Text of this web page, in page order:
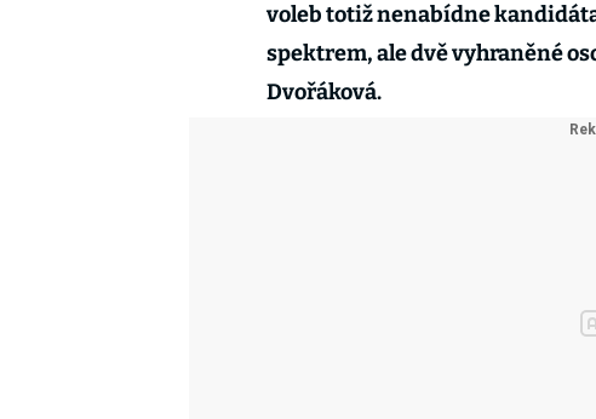
voleb totiž nenabídne
spektrem, ale dvě vyhraněné
Dvořáková.